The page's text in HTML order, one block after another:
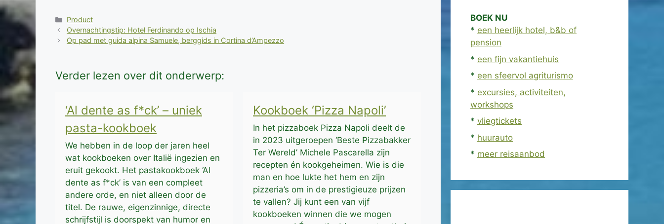
Categorieën
Product
Overnachtingstip: Hotel Ferdinando op Ischia
Op pad met guida alpina Samuele, berggids in Cortina d’Ampezzo
Verder lezen over dit onderwerp:
‘Al dente as f*ck’ – uniek
pasta-kookboek
We hebben in de loop der jaren heel
wat kookboeken over Italië ingezien en
eruit gekookt. Het pastakookboek ‘Al
dente as f*ck’ is van een compleet
andere orde, en niet alleen door de
titel. De rauwe, eigenzinnige, directe
schrijfstijl is doorspekt van humor en
Kookboek ‘Pizza Napoli’
In het pizzaboek Pizza Napoli deelt de
in 2023 uitgeroepen ‘Beste Pizzabakker
Ter Wereld’ Michele Pascarella zijn
recepten én kookgeheimen. Wie is die
man en hoe lukte het hem en zijn
pizzeria’s om in de prestigieuze prijzen
te vallen? Jij kunt een van vijf
kookboeken winnen die we mogen
BOEK NU
* een heerlijk hotel, b&b of
pension
* een fijn vakantiehuis
* een sfeervol agriturismo
* excursies, activiteiten,
workshops
* vliegtickets
* huurauto
* meer reisaanbod